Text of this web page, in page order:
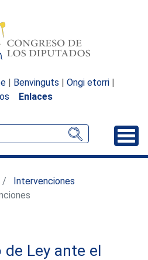
| Benvinguts | Ongi etorri |
Enlaces
Intervenciones
Ley ante el